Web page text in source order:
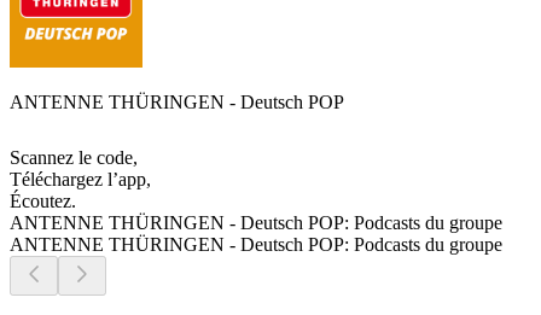
ANTENNE THÜRINGEN - Deutsch POP
Scannez le code,
Téléchargez l’app,
Écoutez.
ANTENNE THÜRINGEN - Deutsch POP: Podcasts du groupe
ANTENNE THÜRINGEN - Deutsch POP: Podcasts du groupe